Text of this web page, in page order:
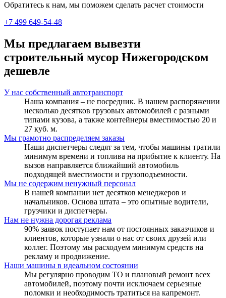
Обратитесь к нам, мы поможем сделать расчет стоимости
+7 499 649-54-48
Мы предлагаем вывезти
строительный мусор Нижегородском
дешевле
У нас собственный автотранспорт
Наша компания – не посредник. В нашем распоряжении
несколько десятков грузовых автомобилей с разными
типами кузова, а также контейнеры вместимостью 20 и
27 куб. м.
Мы грамотно распределяем заказы
Наши диспетчеры следят за тем, чтобы машины тратили
минимум времени и топлива на прибытие к клиенту. На
вызов направляется ближайший автомобиль
подходящей вместимости и грузоподъемности.
Мы не содержим ненужный персонал
В нашей компании нет десятков менеджеров и
начальников. Основа штата – это опытные водители,
грузчики и диспетчеры.
Нам не нужна дорогая реклама
90% заявок поступает нам от постоянных заказчиков и
клиентов, которые узнали о нас от своих друзей или
коллег. Поэтому мы расходуем минимум средств на
рекламу и продвижение.
Наши машины в идеальном состоянии
Мы регулярно проводим ТО и плановый ремонт всех
автомобилей, поэтому почти исключаем серьезные
поломки и необходимость тратиться на капремонт.